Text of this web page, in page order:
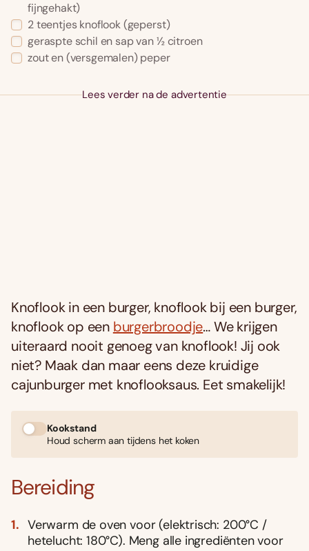
fijngehakt)
2 teentjes knoflook (geperst)
geraspte schil en sap van ½ citroen
zout en (versgemalen) peper
Lees verder na de advertentie
Knoflook in een burger, knoflook bij een burger,
knoflook op een burgerbroodje… We krijgen
uiteraard nooit genoeg van knoflook! Jij ook
niet? Maak dan maar eens deze kruidige
cajunburger met knoflooksaus. Eet smakelijk!
Kookstand
Houd scherm aan tijdens het koken
Bereiding
Verwarm de oven voor (elektrisch: 200°C /
hetelucht: 180°C). Meng alle ingrediënten voor